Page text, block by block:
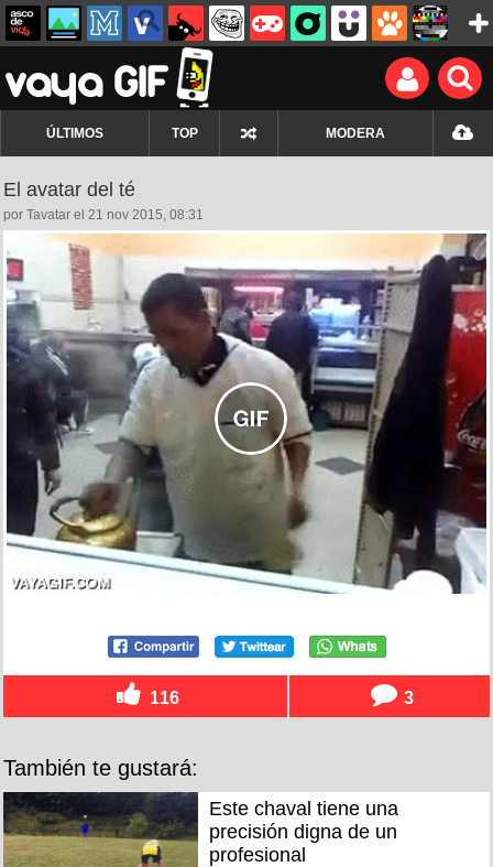
ÚLTIMOS TOP MODERA
El avatar del té
por Tavatar el 21 nov 2015, 08:31
116 3
También te gustará:
Este chaval tiene una
precisión digna de un
profesional